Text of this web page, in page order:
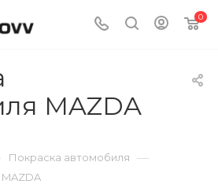
0
MAZDA
Покраска автомобиля —